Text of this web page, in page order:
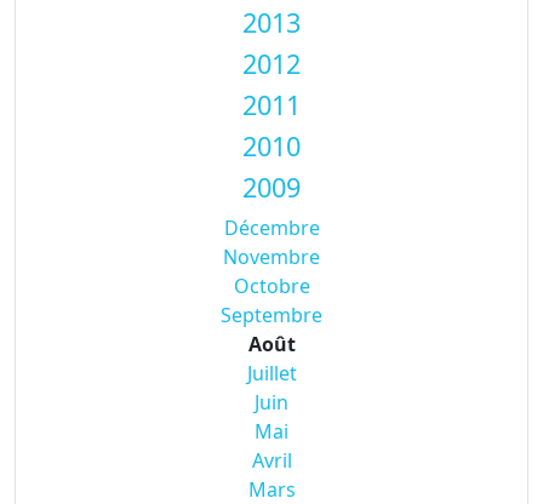
2013
2012
2011
2010
2009
Décembre
Novembre
Octobre
Septembre
Août
Juillet
Juin
Mai
Avril
Mars